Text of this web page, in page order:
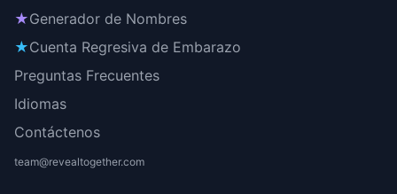
★Generador de Nombres
★Cuenta Regresiva de Embarazo
Preguntas Frecuentes
Idiomas
Contáctenos
team@revealtogether.com